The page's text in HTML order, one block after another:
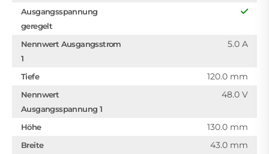
Ausgangsspannung
geregelt
Nennwert Ausgangsstrom
1
5.0 A
Tiefe 120.0 mm
Nennwert
Ausgangsspannung 1
48.0 V
Höhe 130.0 mm
Breite 43.0 mm